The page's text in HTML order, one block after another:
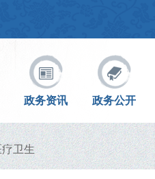
政务资讯 政务公开
疗卫生